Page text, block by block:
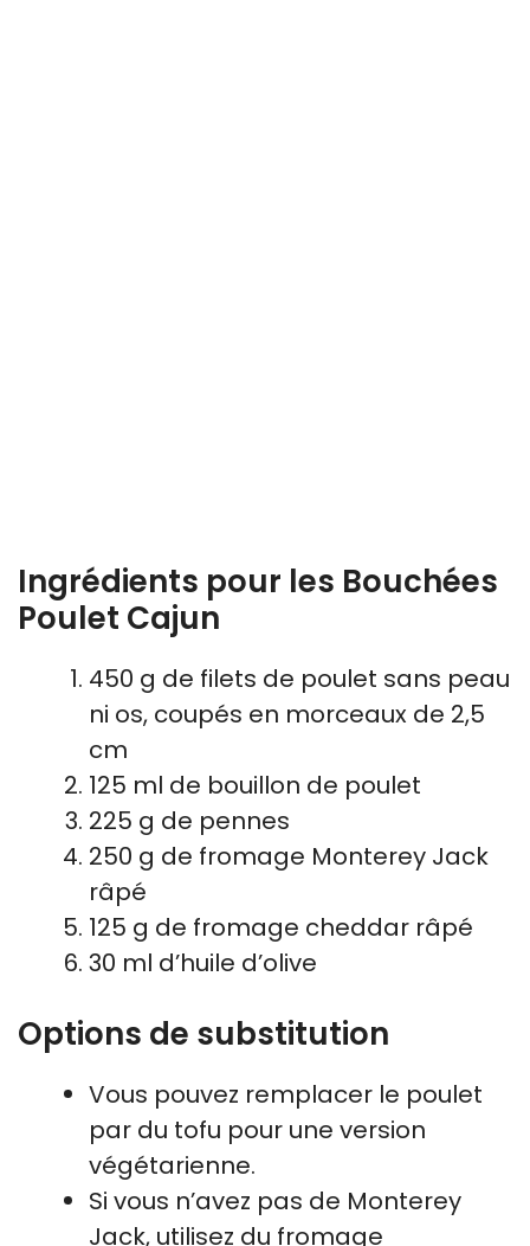
Ingrédients pour les Bouchées
Poulet Cajun
450 g de filets de poulet sans peau
ni os, coupés en morceaux de 2,5
cm
125 ml de bouillon de poulet
225 g de pennes
250 g de fromage Monterey Jack
râpé
125 g de fromage cheddar râpé
30 ml d’huile d’olive
Options de substitution
Vous pouvez remplacer le poulet
par du tofu pour une version
végétarienne.
Si vous n’avez pas de Monterey
Jack, utilisez du fromage